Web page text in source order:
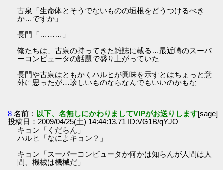
古泉「生命体とそうでないものの垣根をどうつけるべき
か…ですか」
長門「………」
俺たちは、古泉の持ってきた雑誌に載る…最近噂のスーパ
ーコンピュータの話題で盛り上がっていた
長門や古泉はともかくハルヒが興味を示すとはちょっと意
外に思ったが…珍しいものならなんでもいいのかもな
8 名前： 以下、名無しにかわりましてVIPがお送りします[sage]
投稿日：2009/04/25(土) 14:44:13.71 ID:VG1B/qYJO
キョン「くだらん」
ハルヒ「なによキョン？」
キョン「スーパーコンピュータか何かは知らんが人間は人
間、機械は機械だ」